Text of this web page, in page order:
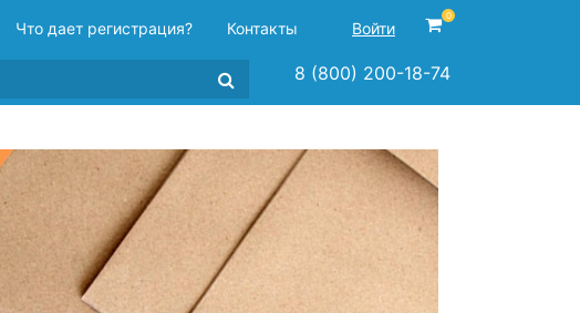
Что дает регистрация? Контакты Войти
0
8 (800) 200-18-74